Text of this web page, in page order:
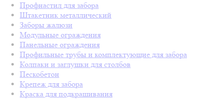
Профнастил для забора
Штакетник металлический
Заборы жалюзи
Модульные ограждения
Панельные ограждения
Профильные трубы и комплектующие для забора
Колпаки и заглушки для столбов
Пескобетон
Крепеж для забора
Краска для подкрашивания